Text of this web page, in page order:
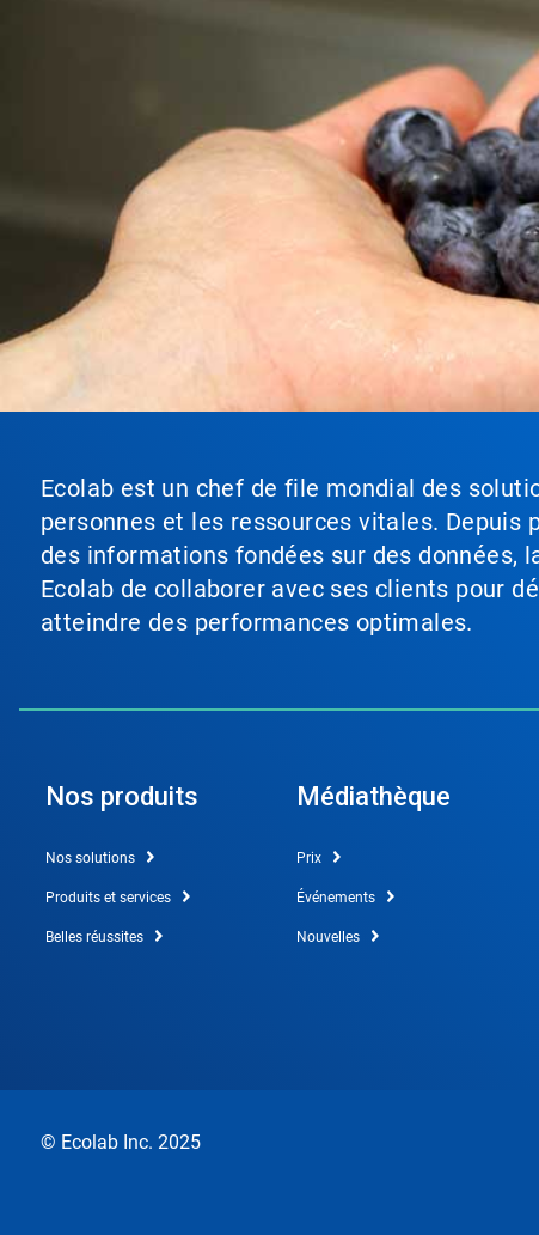
Ecolab est un chef de file mondial des
personnes et les ressources vitales. Depuis
des informations fondées sur des données,
Ecolab de collaborer avec ses clients pour
atteindre des performances optimales.
Nos produits
Nos solutions
Produits et services
Belles réussites
Médiathèque
Prix
Événements
Nouvelles
© Ecolab Inc. 2025